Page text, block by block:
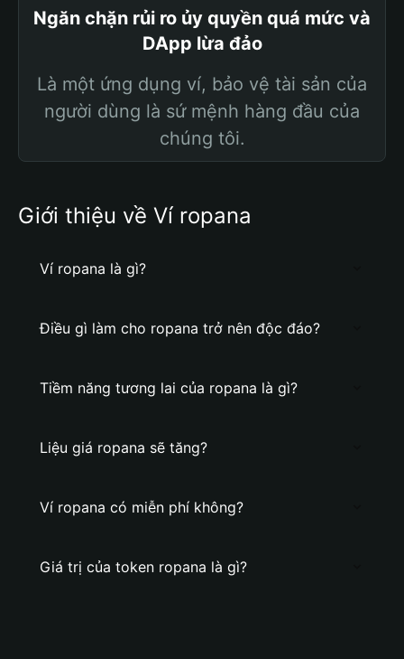
Ngăn chặn rủi ro ủy quyền quá mức và
DApp lừa đảo
Là một ứng dụng ví, bảo vệ tài sản của
người dùng là sứ mệnh hàng đầu của
chúng tôi.
Giới thiệu về Ví ropana
Ví ropana là gì?
Điều gì làm cho ropana trở nên độc đáo?
Tiềm năng tương lai của ropana là gì?
Liệu giá ropana sẽ tăng?
Ví ropana có miễn phí không?
Giá trị của token ropana là gì?